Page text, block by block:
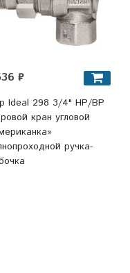
₽
Ideal 298 3/4" НР/ВР
кран угловой
ручка-